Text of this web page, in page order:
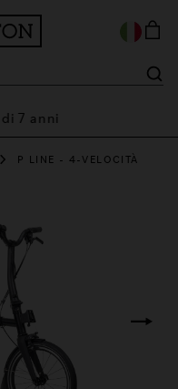
7 anni
P LINE - 4-VELOCITÀ